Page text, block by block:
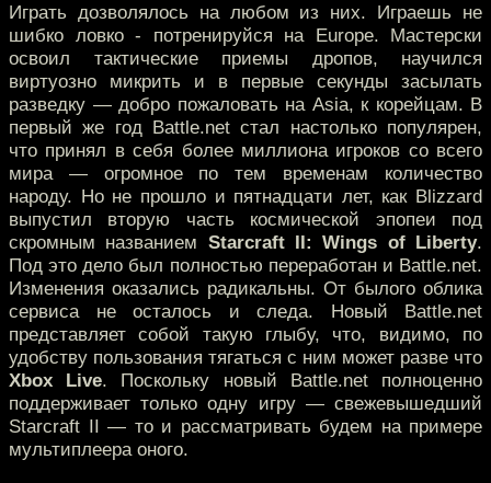
Играть дозволялось на любом из них. Играешь не
шибко ловко - потренируйся на Europe. Мастерски
освоил тактические приемы дропов, научился
виртуозно микрить и в первые секунды засылать
разведку — добро пожаловать на Asia, к корейцам. В
первый же год Battle.net стал настолько популярен,
что принял в себя более миллиона игроков со всего
мира — огромное по тем временам количество
народу. Но не прошло и пятнадцати лет, как Blizzard
выпустил вторую часть космической эпопеи под
скромным названием Starcraft II: Wings of Liberty.
Под это дело был полностью переработан и Battle.net.
Изменения оказались радикальны. От былого облика
сервиса не осталось и следа. Новый Battle.net
представляет собой такую глыбу, что, видимо, по
удобству пользования тягаться с ним может разве что
Xbox Live. Поскольку новый Battle.net полноценно
поддерживает только одну игру — свежевышедший
Starcraft II — то и рассматривать будем на примере
мультиплеера оного.